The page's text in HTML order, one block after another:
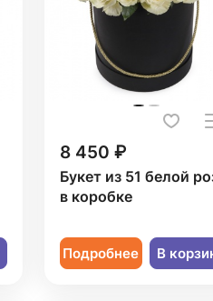
8 450 ₽
Букет из 51 белой
в коробке
Подробнее В